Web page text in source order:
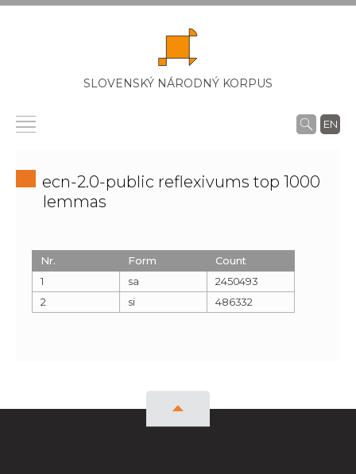
SLOVENSKÝ NÁRODNÝ KORPUS
EN
ecn-2.0-public reflexivums top 1000
lemmas
Nr. Form
Count
1
sa
2450493
2
si 486332